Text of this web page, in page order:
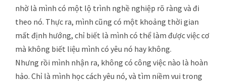
nhờ là mình có một lộ trình nghề nghiệp rõ ràng và đi
theo nó. Thực ra, mình cũng có một khoảng thời gian
mất định hướng, chỉ biết là mình có thể làm được việc cơ
mà không biết liệu mình có yêu nó hay không.
Nhưng rồi mình nhận ra, không có công việc nào là hoàn
hảo. Chỉ là mình học cách yêu nó, và tìm niềm vui trong